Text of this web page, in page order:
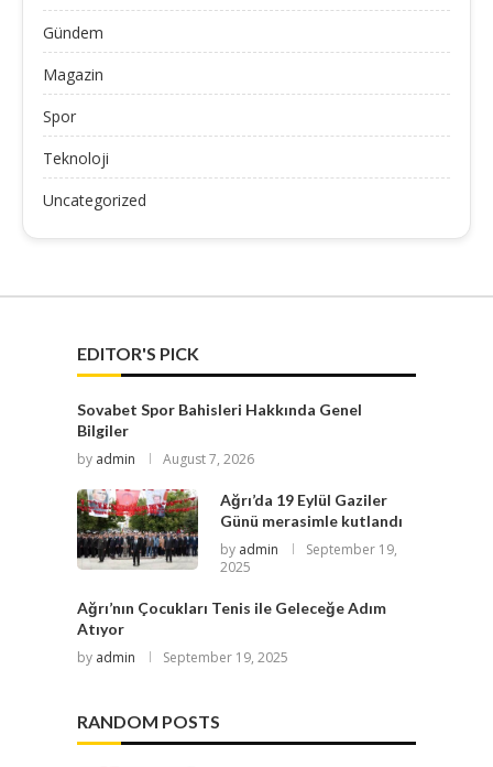
Gündem
Magazin
Spor
Teknoloji
Uncategorized
EDITOR'S PICK
Sovabet Spor Bahisleri Hakkında Genel
Bilgiler
by admin August 7, 2026
Ağrı’da 19 Eylül Gaziler
Günü merasimle kutlandı
by admin
September 19,
2025
Ağrı’nın Çocukları Tenis ile Geleceğe Adım
Atıyor
by admin September 19, 2025
RANDOM POSTS